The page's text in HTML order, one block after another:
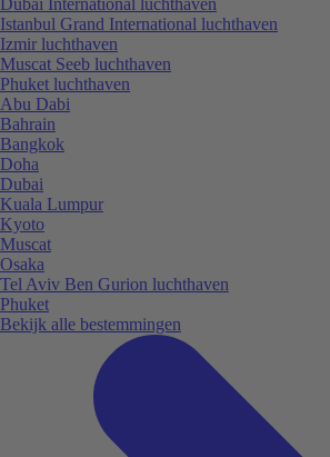
Istanbul Grand International luchthaven
Izmir luchthaven
Muscat Seeb luchthaven
Phuket luchthaven
Abu Dabi
Bahrain
Bangkok
Doha
Dubai
Kuala Lumpur
Kyoto
Muscat
Osaka
Tel Aviv Ben Gurion luchthaven
Phuket
Bekijk alle bestemmingen